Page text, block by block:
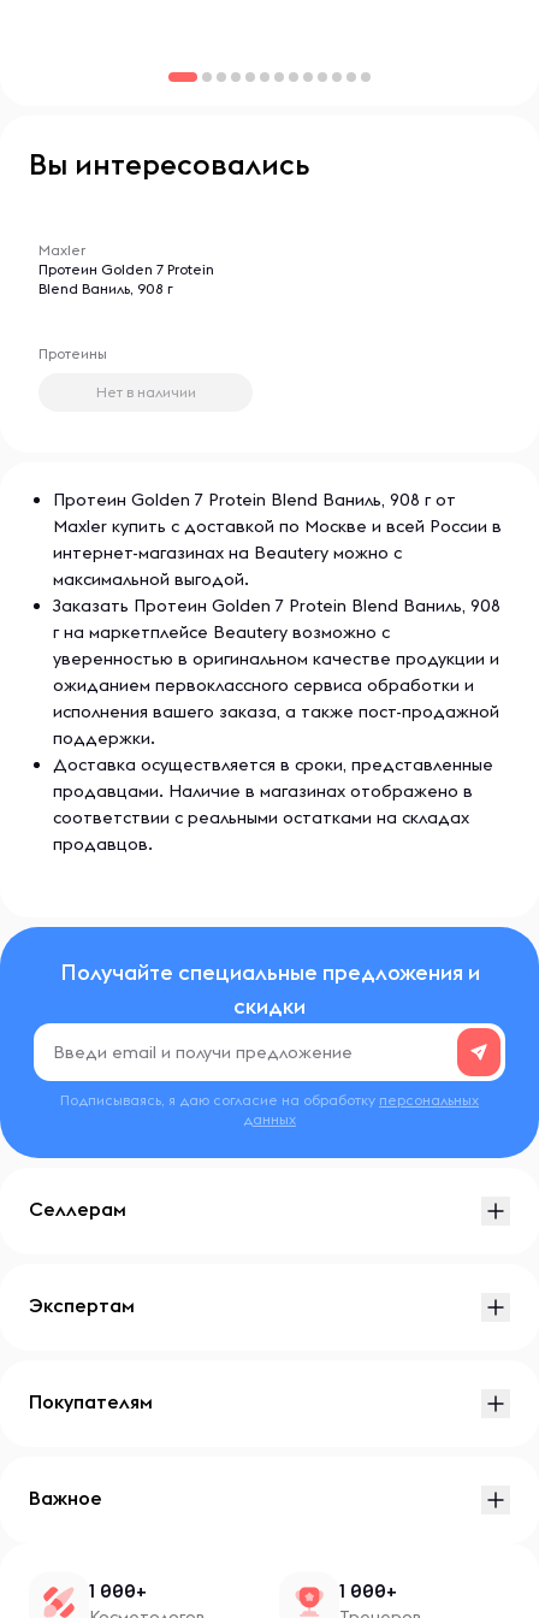
тренировок и поддерживать здоровье. Продукция
профессиональных атлетов и любителей фитнеса.
Вы интересовались
Maxler
Протеин Golden 7 Protein
Blend Ваниль, 908 г
Протеины
Нет в наличии
Протеин Golden 7 Protein Blend Ваниль, 908 г от
Maxler купить с доставкой по Москве и всей России в
интернет-магазинах на Beautery можно с
максимальной выгодой.
Заказать Протеин Golden 7 Protein Blend Ваниль, 908
г на маркетплейсе Beautery возможно с
уверенностью в оригинальном качестве продукции и
ожиданием первоклассного сервиса обработки и
исполнения вашего заказа, а также пост-продажной
поддержки.
Доставка осуществляется в сроки, представленные
продавцами. Наличие в магазинах отображено в
соответствии с реальными остатками на складах
продавцов.
Получайте специальные предложения и
скидки
Подписываясь, я даю согласие на обработку персональных
данных
Селлерам
Экспертам
Покупателям
Важное
1 000+ 1 000+